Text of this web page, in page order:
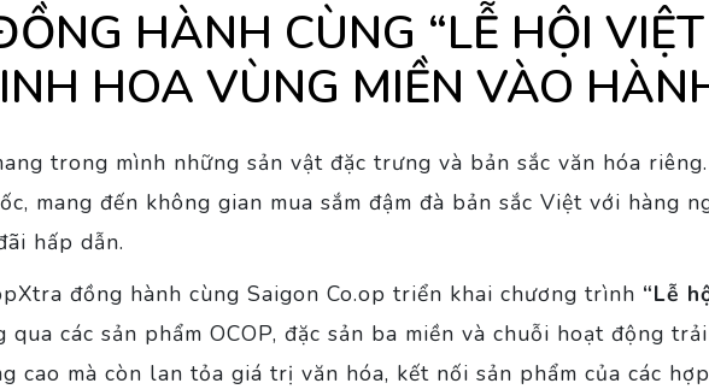
HÀNH CÙNG “LỄ HỘI
HOA VÙNG MIỀN VÀO
trong mình những sản vật đặc trưng và bản sắc văn hóa
mang đến không gian mua sắm đậm đà bản sắc Việt với hàng
hấp dẫn.
đồng hành cùng Saigon Co.op triển khai chương trình “Lễ
các sản phẩm OCOP, đặc sản ba miền và chuỗi hoạt động
cao mà còn lan tỏa giá trị văn hóa, kết nối sản phẩm của các